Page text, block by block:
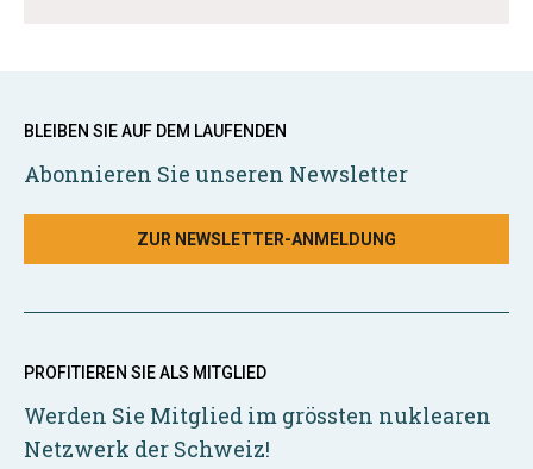
BLEIBEN SIE AUF DEM LAUFENDEN
Abonnieren Sie unseren Newsletter
ZUR NEWSLETTER-ANMELDUNG
PROFITIEREN SIE ALS MITGLIED
Werden Sie Mitglied im grössten nuklearen
Netzwerk der Schweiz!